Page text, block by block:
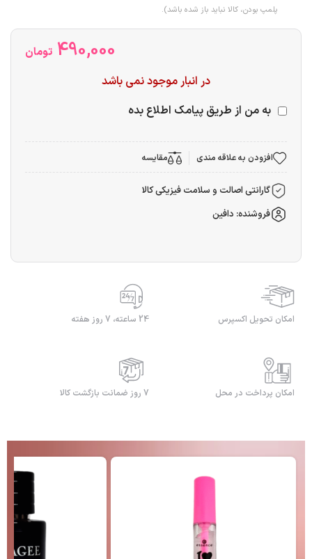
پلمپ بودن، کالا نباید باز شده باشد).
490,000 تومان
در انبار موجود نمی باشد
به من از طریق پیامک اطلاع بده
افزودن به علاقه مندی مقایسه
گارانتی اصالت و سلامت فیزیکی کالا
فروشنده: دافین
امکان تحویل اکسپرس 24 ساعته، 7 روز هفته
امکان پرداخت در محل 7 روز ضمانت بازگشت کالا